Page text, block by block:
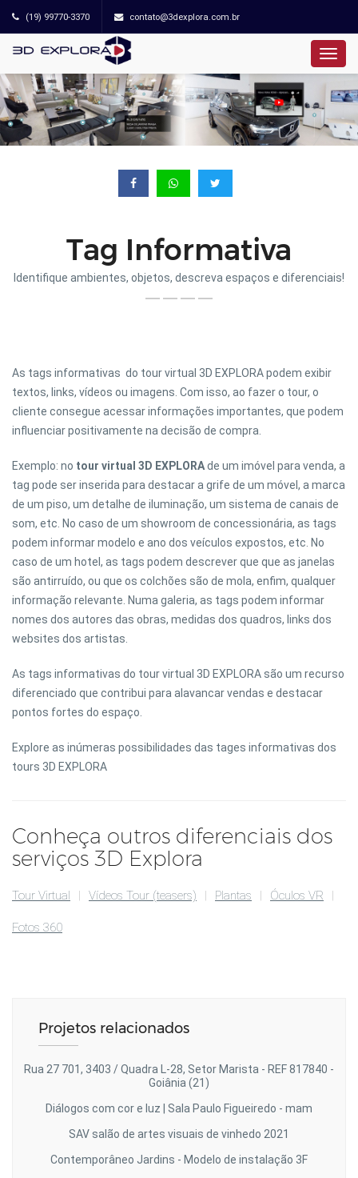
(19) 99770-3370 contato@3dexplora.com.br
Tag Informativa
Identifique ambientes, objetos, descreva espaços e diferenciais!
As tags informativas do tour virtual 3D EXPLORA podem exibir
textos, links, vídeos ou imagens. Com isso, ao fazer o tour, o
cliente consegue acessar informações importantes, que podem
influenciar positivamente na decisão de compra.
Exemplo: no tour virtual 3D EXPLORAde um imóvel para venda, a
tag pode ser inserida para destacar a grife de um móvel, a marca
de um piso, um detalhe de iluminação, um sistema de canais de
som, etc. No caso de um showroom de concessionária, as tags
podem informar modelo e ano dos veículos expostos, etc. No
caso de um hotel, as tags podem descrever que que as janelas
são antirruído, ou que os colchões são de mola, enfim, qualquer
informação relevante. Numa galeria, as tags podem informar
nomes dos autores das obras, medidas dos quadros, links dos
websites dos artistas.
As tags informativas do tour virtual 3D EXPLORA são um recurso
diferenciado que contribui para alavancar vendas e destacar
pontos fortes do espaço.
Explore as inúmeras possibilidades das tages informativas dos
tours 3D EXPLORA
Conheça outros diferenciais dos
serviços 3D Explora
Tour Virtual Vídeos Tour (teasers) Plantas Óculos VR
Fotos 360
Projetos relacionados
Rua 27 701, 3403 / Quadra L-28, Setor Marista - REF 817840 -
Goiânia (21)
Diálogos com cor e luz | Sala Paulo Figueiredo - mam
SAV salão de artes visuais de vinhedo 2021
Contemporâneo Jardins - Modelo de instalação 3F